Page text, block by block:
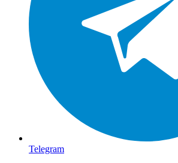
Telegram